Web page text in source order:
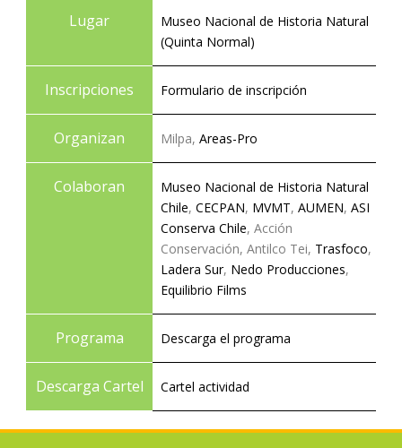
Lugar
Museo Nacional de Historia Natural
(Quinta Normal)
Inscripciones Formulario de inscripción
Organizan Milpa, Areas-Pro
Colaboran
Museo Nacional de Historia Natural
Chile, CECPAN, MVMT, AUMEN, ASI
Conserva Chile, Acción
Conservación, Antilco Tei, Trasfoco,
Ladera Sur, Nedo Producciones,
Equilibrio Films
Programa Descarga el programa
Descarga Cartel Cartel actividad